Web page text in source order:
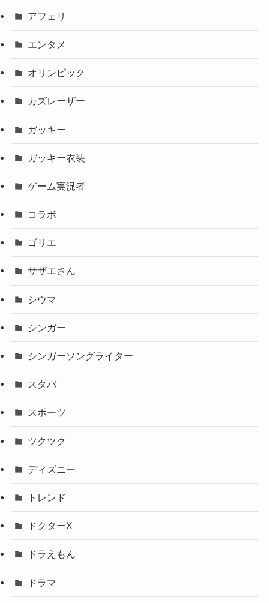
アフェリ
エンタメ
オリンピック
カズレーザー
ガッキー
ガッキー衣装
ゲーム実況者
コラボ
ゴリエ
サザエさん
シウマ
シンガー
シンガーソングライター
スタバ
スポーツ
ツクツク
ディズニー
トレンド
ドクターX
ドラえもん
ドラマ